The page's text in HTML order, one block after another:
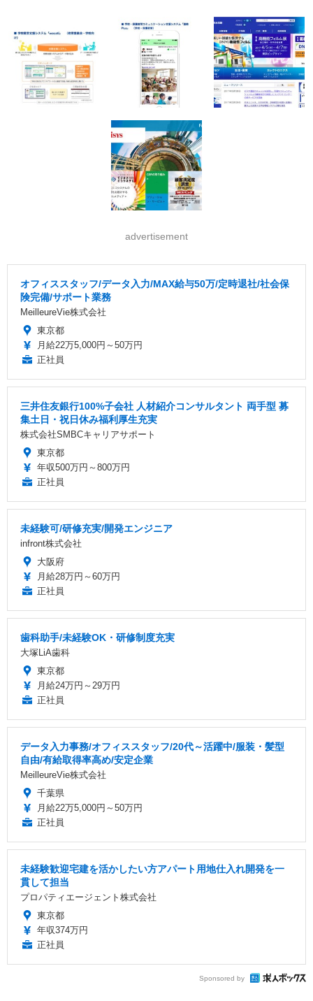
advertisement
オフィススタッフ/データ入力/MAX給与50万/定時退社/社会保
険完備/サポート業務
MeilleureVie株式会社
東京都
月給22万5,000円～50万円
正社員
三井住友銀行100%子会社 人材紹介コンサルタント 両手型 募
集土日・祝日休み福利厚生充実
株式会社SMBCキャリアサポート
東京都
年収500万円～800万円
正社員
未経験可/研修充実/開発エンジニア
infront株式会社
大阪府
月給28万円～60万円
正社員
歯科助手/未経験OK・研修制度充実
大塚LiA歯科
東京都
月給24万円～29万円
正社員
データ入力事務/オフィススタッフ/20代～活躍中/服装・髪型
自由/有給取得率高め/安定企業
MeilleureVie株式会社
千葉県
月給22万5,000円～50万円
正社員
未経験歓迎宅建を活かしたい方アパート用地仕入れ開発を一
貫して担当
プロパティエージェント株式会社
東京都
年収374万円
正社員
Sponsored by